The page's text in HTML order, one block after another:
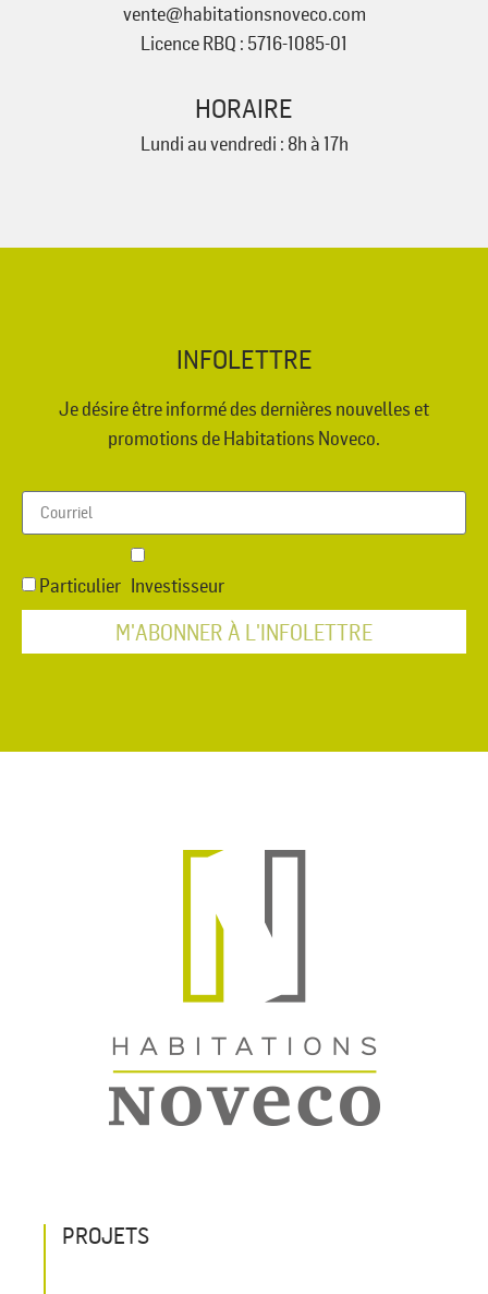
vente@habitationsnoveco.com
Licence RBQ : 5716-1085-01
HORAIRE
Lundi au vendredi : 8h à 17h
INFOLETTRE
Je désire être informé des dernières nouvelles et
promotions de Habitations Noveco.
Particulier Investisseur
M'ABONNER À L'INFOLETTRE
PROJETS